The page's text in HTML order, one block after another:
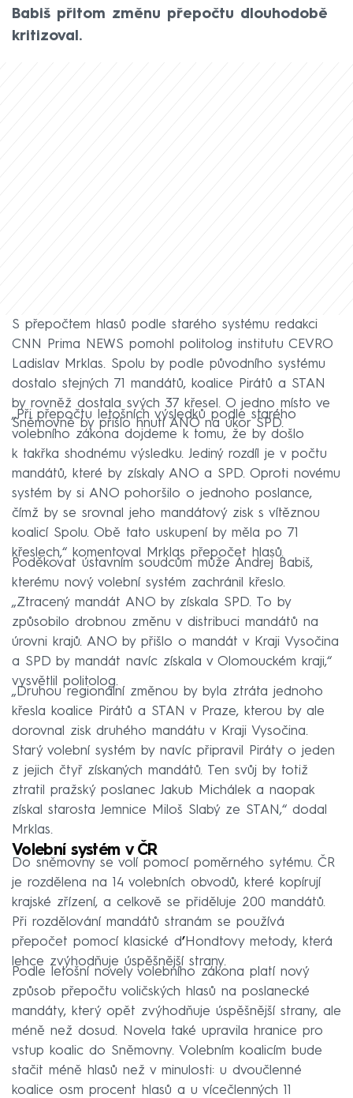
Babiš přitom změnu přepočtu dlouhodobě
kritizoval.
S přepočtem hlasů podle starého systému redakci
CNN Prima NEWS pomohl politolog institutu CEVRO
Ladislav Mrklas. Spolu by podle původního systému
dostalo stejných 71 mandátů, koalice Pirátů a STAN
by rovněž dostala svých 37 křesel. O jedno místo ve
Sněmovně by přišlo hnutí ANO na úkor SPD.
„Při přepočtu letošních výsledků podle starého
volebního zákona dojdeme k tomu, že by došlo
k takřka shodnému výsledku. Jediný rozdíl je v počtu
mandátů, které by získaly ANO a SPD. Oproti novému
systém by si ANO pohoršilo o jednoho poslance,
čímž by se srovnal jeho mandátový zisk s vítěznou
koalicí Spolu. Obě tato uskupení by měla po 71
křeslech,“ komentoval Mrklas přepočet hlasů.
Poděkovat ústavním soudcům může Andrej Babiš,
kterému nový volební systém zachránil křeslo.
„Ztracený mandát ANO by získala SPD. To by
způsobilo drobnou změnu v distribuci mandátů na
úrovni krajů. ANO by přišlo o mandát v Kraji Vysočina
a SPD by mandát navíc získala v Olomouckém kraji,“
vysvětlil politolog.
„Druhou regionální změnou by byla ztráta jednoho
křesla koalice Pirátů a STAN v Praze, kterou by ale
dorovnal zisk druhého mandátu v Kraji Vysočina.
Starý volební systém by navíc připravil Piráty o jeden
z jejich čtyř získaných mandátů. Ten svůj by totiž
ztratil pražský poslanec Jakub Michálek a naopak
získal starosta Jemnice Miloš Slabý ze STAN,“ dodal
Mrklas.
Volební systém v ČR
Do sněmovny se volí pomocí poměrného sytému. ČR
je rozdělena na 14 volebních obvodů, které kopírují
krajské zřízení, a celkově se přiděluje 200 mandátů.
Při rozdělování mandátů stranám se používá
přepočet pomocí klasické d’Hondtovy metody, která
lehce zvýhodňuje úspěšnější strany.
Podle letošní novely volebního zákona platí nový
způsob přepočtu voličských hlasů na poslanecké
mandáty, který opět zvýhodňuje úspěšnější strany, ale
méně než dosud. Novela také upravila hranice pro
vstup koalic do Sněmovny. Volebním koalicím bude
stačit méně hlasů než v minulosti: u dvoučlenné
koalice osm procent hlasů a u vícečlenných 11